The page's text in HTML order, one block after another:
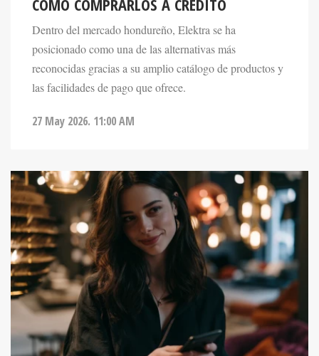
Dentro del mercado hondureño, Elektra se ha
posicionado como una de las alternativas más
reconocidas gracias a su amplio catálogo de productos y
las facilidades de pago que ofrece.
ENTRETENIMIENTO